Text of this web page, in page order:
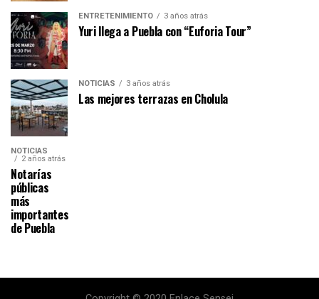
ENTRETENIMIENTO 3 años atrás
Yuri llega a Puebla con “Euforia Tour”
NOTICIAS 3 años atrás
Las mejores terrazas en Cholula
NOTICIAS
2 años atrás
Notarías
públicas
más
importantes
de Puebla